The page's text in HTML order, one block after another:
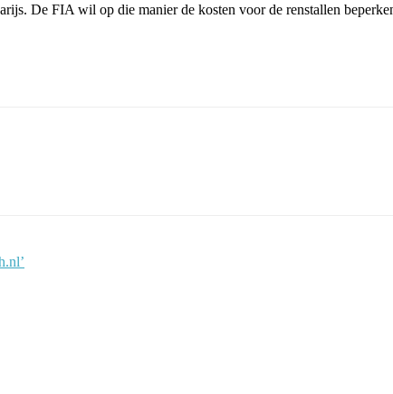
De FIA wil op die manier de kosten voor de renstallen